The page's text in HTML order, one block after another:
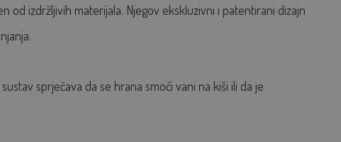
od izdržljivih materijala. Njegov ekskluzivni i patentirani dizajn
sprječava da se hrana smoči vani na kiši ili da je